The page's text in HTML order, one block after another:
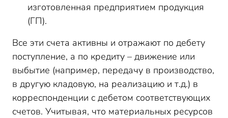
изготовленная предприятием продукция
(ГП).
Все эти счета активны и отражают по дебету
поступление, а по кредиту – движение или
выбытие (например, передачу в производство,
в другую кладовую, на реализацию и т.д.) в
корреспонденции с дебетом соответствующих
счетов. Учитывая, что материальных ресурсов